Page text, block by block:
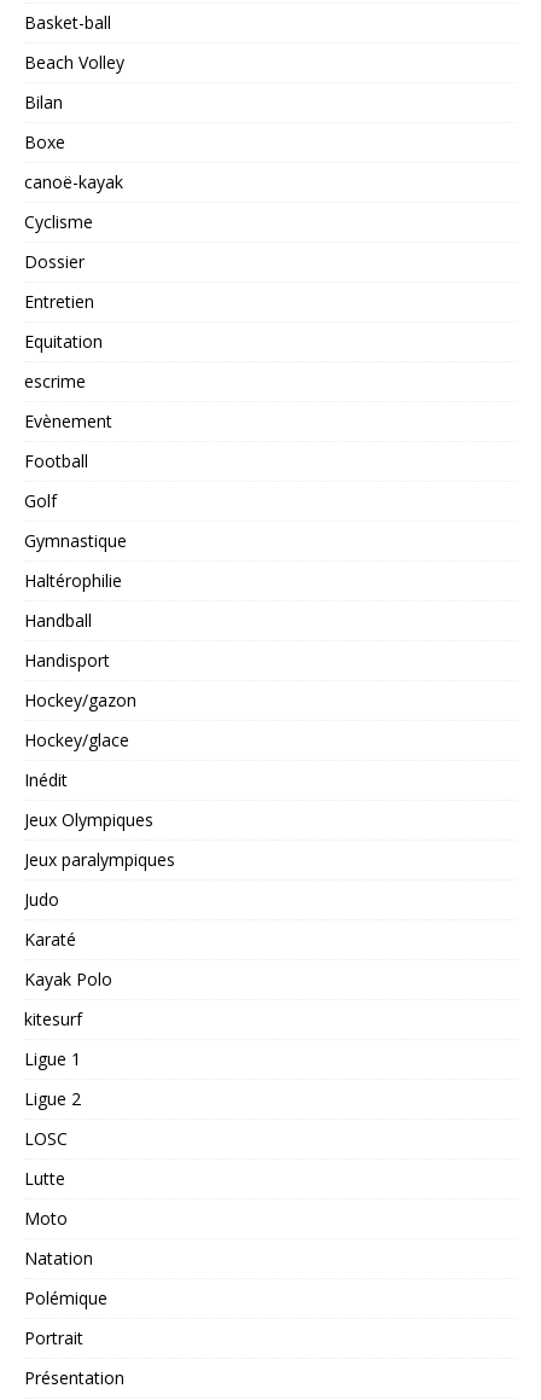
Basket-ball
Beach Volley
Bilan
Boxe
canoë-kayak
Cyclisme
Dossier
Entretien
Equitation
escrime
Evènement
Football
Golf
Gymnastique
Haltérophilie
Handball
Handisport
Hockey/gazon
Hockey/glace
Inédit
Jeux Olympiques
Jeux paralympiques
Judo
Karaté
Kayak Polo
kitesurf
Ligue 1
Ligue 2
LOSC
Lutte
Moto
Natation
Polémique
Portrait
Présentation